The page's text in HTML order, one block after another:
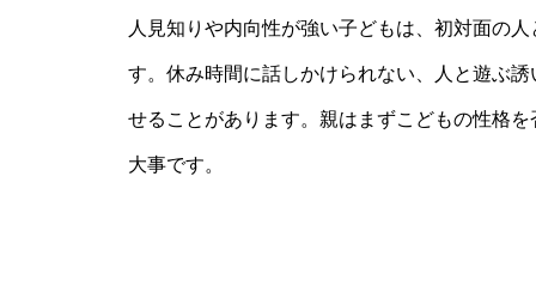
人見知りや内向性が強い子どもは、初対面の
す。休み時間に話しかけられない、人と遊ぶ
せることがあります。親はまずこどもの性格
大事です。